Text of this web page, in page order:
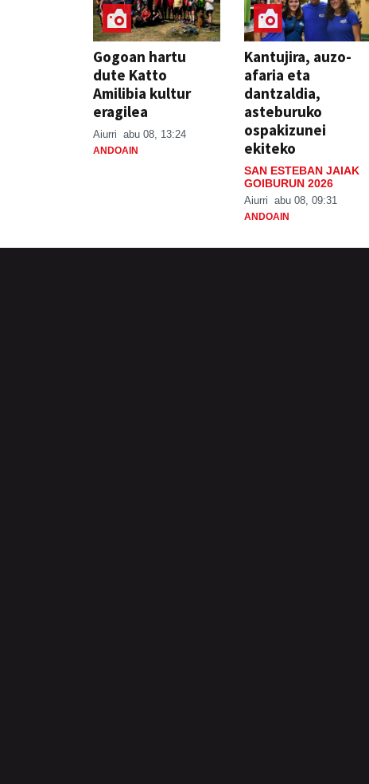
Gogoan hartu
dute Katto
Amilibia kultur
eragilea
Aiurri abu 08, 13:24
ANDOAIN
Kantujira, auzo-
afaria eta
dantzaldia,
asteburuko
ospakizunei
ekiteko
SAN ESTEBAN JAIAK
GOIBURUN 2026
Aiurri abu 08, 09:31
ANDOAIN